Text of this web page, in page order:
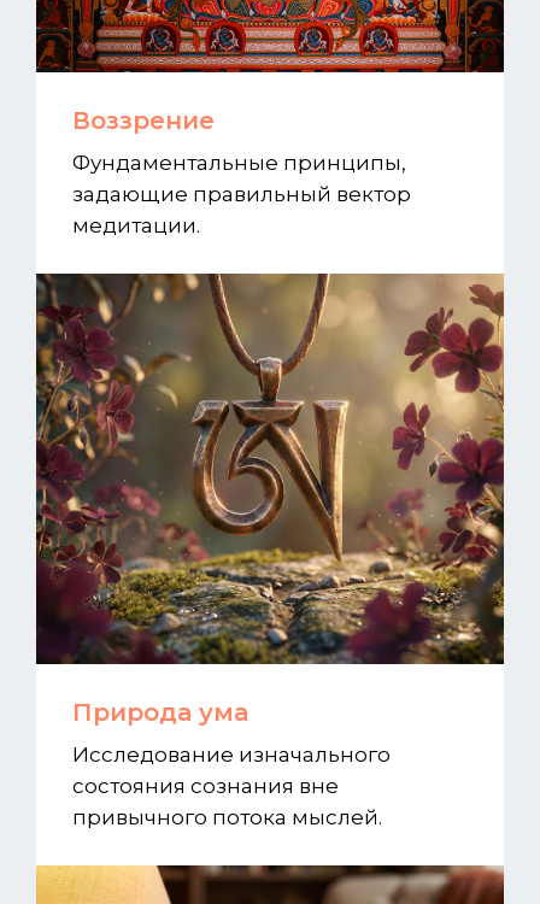
Воззрение
Фундаментальные принципы,
задающие правильный вектор
медитации.
Природа ума
Исследование изначального
состояния сознания вне
привычного потока мыслей.